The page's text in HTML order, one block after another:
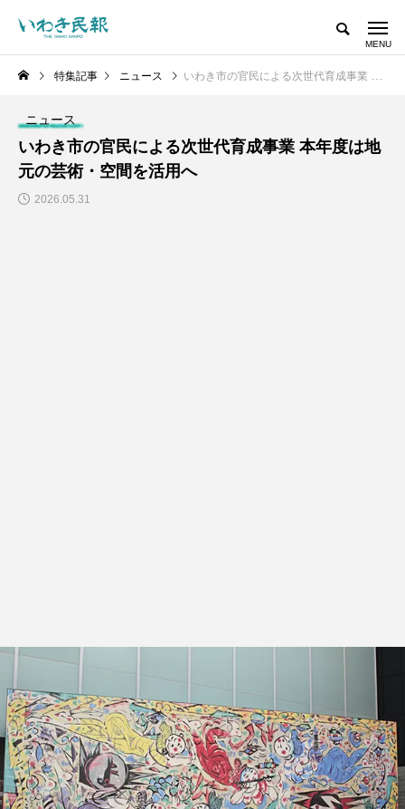
特集記事 ニュース いわき市の官民による次世代育成事業 本年度は地元の芸術・空間を活用へ
ニュース
いわき市の官民による次世代育成事業 本年度は地
元の芸術・空間を活用へ
2026.05.31